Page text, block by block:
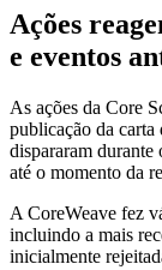
Ações
e eventos
As ações da Core
publicação da carta
dispararam durante
até o momento da
A CoreWeave fez
incluindo a mais
inicialmente